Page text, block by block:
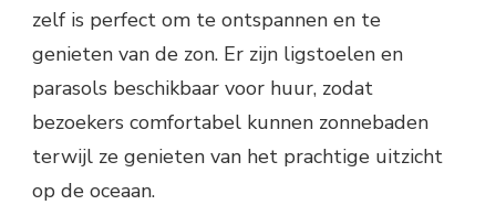
zelf is perfect om te ontspannen en te
genieten van de zon. Er zijn ligstoelen en
parasols beschikbaar voor huur, zodat
bezoekers comfortabel kunnen zonnebaden
terwijl ze genieten van het prachtige uitzicht
op de oceaan.